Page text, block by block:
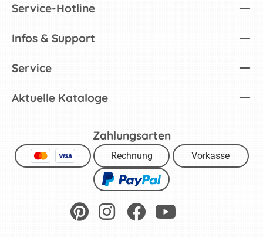
Aktuelle Kataloge
Service-Hotline
Infos & Support
Service
Zahlungsarten
Rechnung Vorkasse